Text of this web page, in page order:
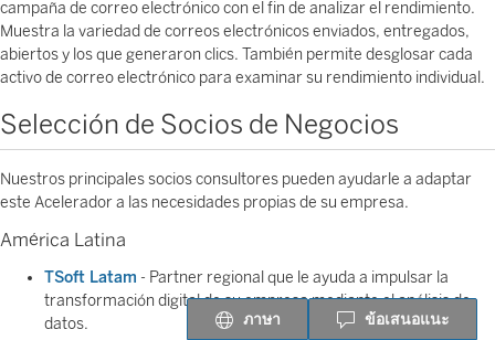
campaña de correo electrónico con el fin de analizar el rendimiento.
Muestra la variedad de correos electrónicos enviados, entregados,
abiertos y los que generaron clics. También permite desglosar cada
activo de correo electrónico para examinar su rendimiento individual.
Selección de Socios de Negocios
Nuestros principales socios consultores pueden ayudarle a adaptar
este Acelerador a las necesidades propias de su empresa.
América Latina
TSoft Latam - Partner regional que le ayuda a impulsar la
transformación digital de su empresa mediante el análisis de
datos.
ภาษา ข้อเสนอแนะ